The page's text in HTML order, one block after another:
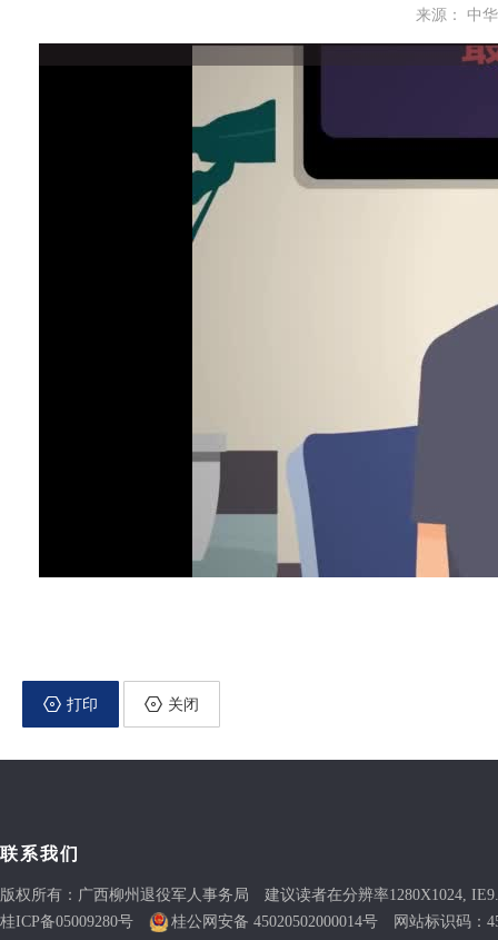
来源： 中
打印 关闭
联系我们
版权所有：广西柳州退役军人事务局 建议读者在分辨率1280X1024,
桂ICP备05009280号
桂公网安备 45020502000014号 网站标识码：